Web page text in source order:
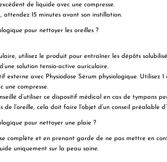
de liquide avec une compresse.
15 minutes avant son instillation.
pour nettoyer les oreilles ?
utilisez le produit pour entraîner les dépôts
solution tensio-active auriculaire.
externe avec Physiodose Sérum physiologique. Utilisez 1
une compresse.
d’utiliser ce dispositif médical en cas de tympans
de l’oreille, cela doit faire l’objet d’un conseil préalable
pour nettoyer une plaie ?
complète et en prenant garde de ne pas mettre en
uniquement sur la peau saine.